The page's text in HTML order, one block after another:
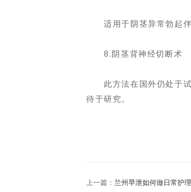
适用于阴茎异常勃起伴
8.阴茎背神经切断术
此方法在国外仍处于试
待于研究。
上一篇： 兰州早泄如何做日常护理